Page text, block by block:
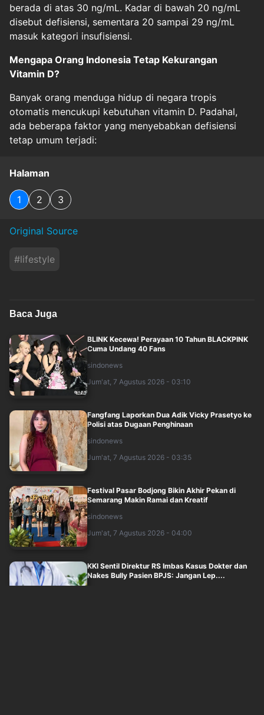
berada di atas 30 ng/mL. Kadar di bawah 20 ng/mL
disebut defisiensi, sementara 20 sampai 29 ng/mL
masuk kategori insufisiensi.
Mengapa Orang Indonesia Tetap Kekurangan
Vitamin D?
Banyak orang menduga hidup di negara tropis
otomatis mencukupi kebutuhan vitamin D. Padahal,
ada beberapa faktor yang menyebabkan defisiensi
tetap umum terjadi:
Halaman
1 2 3
Original Source
#lifestyle
Baca Juga
BLINK Kecewa! Perayaan 10 Tahun BLACKPINK
Cuma Undang 40 Fans
sindonews
Jum'at, 7 Agustus 2026 - 03:10
Fangfang Laporkan Dua Adik Vicky Prasetyo ke
Polisi atas Dugaan Penghinaan
sindonews
Jum'at, 7 Agustus 2026 - 03:35
Festival Pasar Bodjong Bikin Akhir Pekan di
Semarang Makin Ramai dan Kreatif
sindonews
Jum'at, 7 Agustus 2026 - 04:00
KKI Sentil Direktur RS Imbas Kasus Dokter dan
Nakes Bully Pasien BPJS: Jangan Lep....